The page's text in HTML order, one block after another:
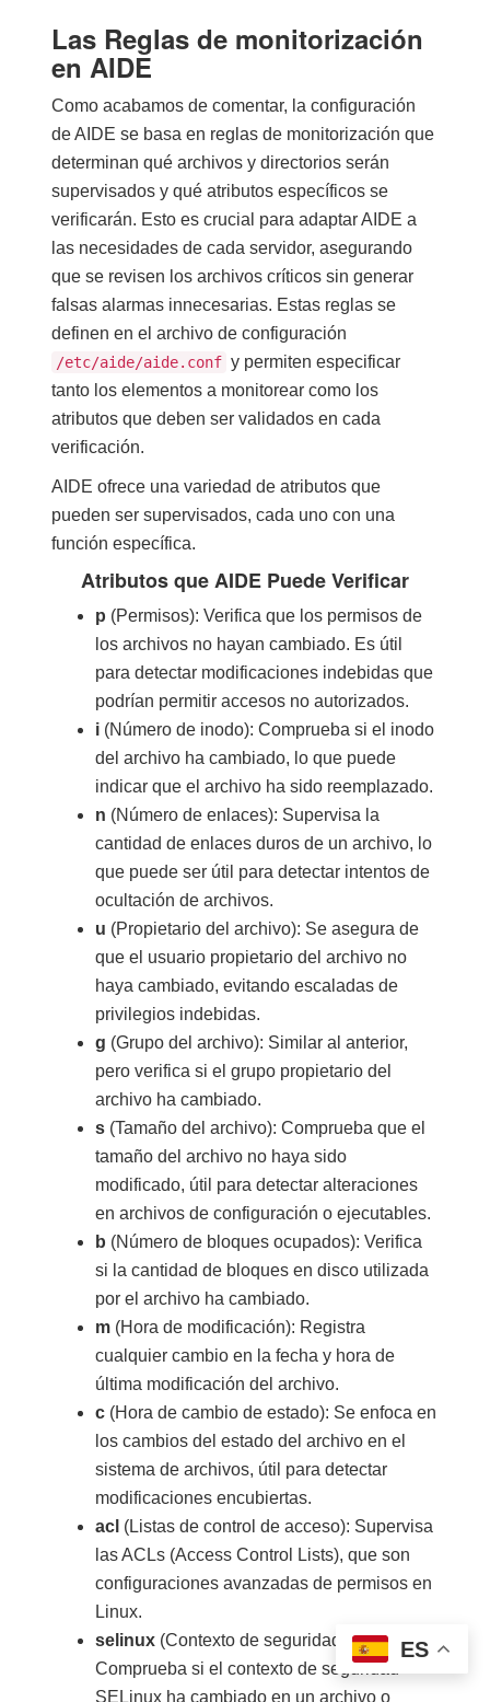
Las Reglas de monitorización
en AIDE
Como acabamos de comentar, la configuración
de AIDE se basa en reglas de monitorización que
determinan qué archivos y directorios serán
supervisados y qué atributos específicos se
verificarán. Esto es crucial para adaptar AIDE a
las necesidades de cada servidor, asegurando
que se revisen los archivos críticos sin generar
falsas alarmas innecesarias. Estas reglas se
definen en el archivo de configuración
/etc/aide/aide.conf y permiten especificar
tanto los elementos a monitorear como los
atributos que deben ser validados en cada
verificación.
AIDE ofrece una variedad de atributos que
pueden ser supervisados, cada uno con una
función específica.
Atributos que AIDE Puede Verificar
p (Permisos): Verifica que los permisos de
los archivos no hayan cambiado. Es útil
para detectar modificaciones indebidas que
podrían permitir accesos no autorizados.
i(Número de inodo): Comprueba si el inodo
del archivo ha cambiado, lo que puede
indicar que el archivo ha sido reemplazado.
n (Número de enlaces): Supervisa la
cantidad de enlaces duros de un archivo, lo
que puede ser útil para detectar intentos de
ocultación de archivos.
u (Propietario del archivo): Se asegura de
que el usuario propietario del archivo no
haya cambiado, evitando escaladas de
privilegios indebidas.
g (Grupo del archivo): Similar al anterior,
pero verifica si el grupo propietario del
archivo ha cambiado.
s(Tamaño del archivo): Comprueba que el
tamaño del archivo no haya sido
modificado, útil para detectar alteraciones
en archivos de configuración o ejecutables.
b (Número de bloques ocupados): Verifica
si la cantidad de bloques en disco utilizada
por el archivo ha cambiado.
m(Hora de modificación): Registra
cualquier cambio en la fecha y hora de
última modificación del archivo.
c(Hora de cambio de estado): Se enfoca en
los cambios del estado del archivo en el
sistema de archivos, útil para detectar
modificaciones encubiertas.
acl (Listas de control de acceso): Supervisa
las ACLs (Access Control Lists), que son
configuraciones avanzadas de permisos en
Linux.
selinux(Contexto de seguridad SELinux):
Comprueba si el contexto de seguridad
SELinux ha cambiado en un archivo o
ES